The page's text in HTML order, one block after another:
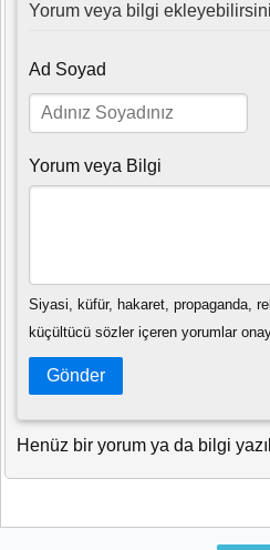
Yorum veya bilgi
Ad Soyad
Yorum veya Bilgi
Siyasi, küfür, hakaret, propaganda,
küçültücü sözler içeren yorumlar
Gönder
Henüz bir yorum ya da bilgi